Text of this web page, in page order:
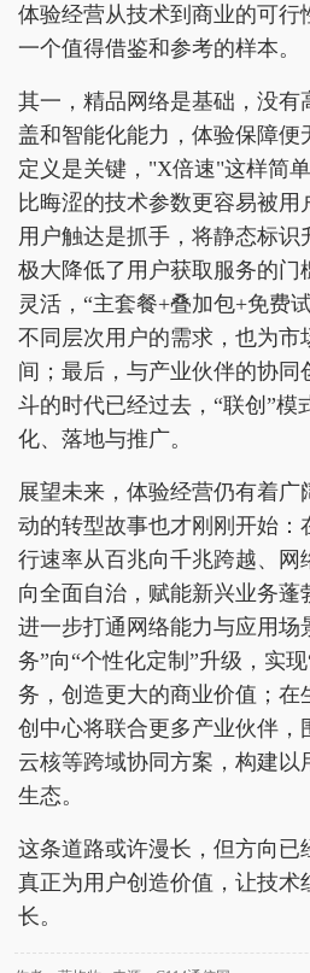
体验经营从技术到商业的可行
一个值得借鉴和参考的样本。
其一，精品网络是基础，没有
盖和智能化能力，体验保障便
定义是关键，"X倍速"这样简
比晦涩的技术参数更容易被用
用户触达是抓手，将静态标识
极大降低了用户获取服务的门
灵活，“主套餐+叠加包+免费
不同层次用户的需求，也为市
间；最后，与产业伙伴的协同
斗的时代已经过去，“联创”模
化、落地与推广。
展望未来，体验经营仍有着广
动的转型故事也才刚刚开始：
行速率从百兆向千兆跨越、网
向全面自治，赋能新兴业务蓬
进一步打通网络能力与应用场
务”向“个性化定制”升级，实
务，创造更大的商业价值；在
创中心将联合更多产业伙伴，
云核等跨域协同方案，构建以
生态。
这条道路或许漫长，但方向
真正为用户创造价值，让技术
长。